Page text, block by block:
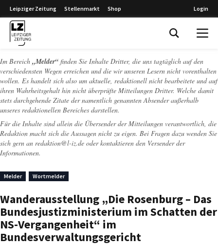
Leipziger Zeitung Stellenmarkt Shop Login
Im Bereich „Melder“ finden Sie Inhalte Dritter, die uns tagtäglich auf den
verschiedensten Wegen erreichen und die wir unseren Lesern nicht vorenthalten
wollen. Es handelt sich also um aktuelle, redaktionell nicht bearbeitete und auf
ihren Wahrheitsgehalt hin nicht überprüfte Mitteilungen Dritter. Welche damit
stets durchgehende Zitate der namentlich genannten Absender außerhalb
unseres redaktionellen Bereiches darstellen.
Für die Inhalte sind allein die Übersender der Mitteilungen verantwortlich, die
Redaktion macht sich die Aussagen nicht zu eigen. Bei Fragen dazu wenden Sie
sich gern an redaktion@l-iz.de oder kontaktieren den Versender der
Informationen.
Melder Wortmelder
Wanderausstellung „Die Rosenburg – Das
Bundesjustizministerium im Schatten der
NS-Vergangenheit“ im
Bundesverwaltungsgericht